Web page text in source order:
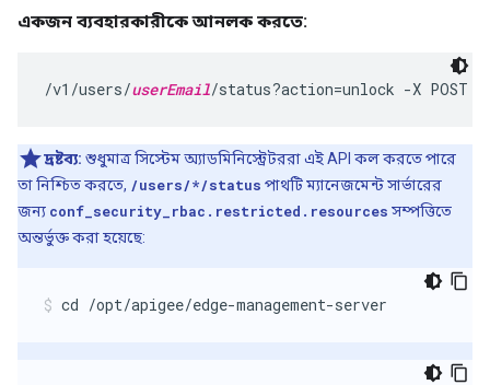
একজন ব্যবহারকারীকে আনলক করতে:
/v1/users/userEmail/status?action=unlock -X POST
দ্রষ্টব্য: শুধুমাত্র সিস্টেম অ্যাডমিনিস্ট্রেটররা এই API কল করতে পারে
তা নিশ্চিত করতে, /users/*/status পাথটি ম্যানেজমেন্ট সার্ভারের
জন্য conf_security_rbac.restricted.resources সম্পত্তিতে
অন্তর্ভুক্ত করা হয়েছে:
cd /opt/apigee/edge-management-server